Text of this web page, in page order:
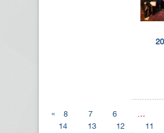
…
6
7
8
11
12
13
14